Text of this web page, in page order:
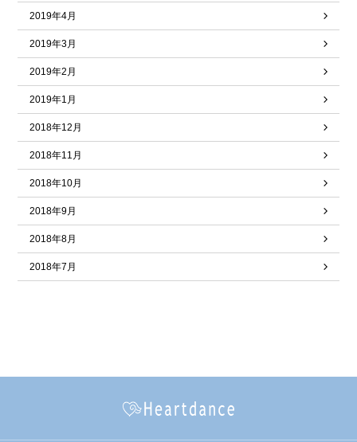
2019年4月
2019年3月
2019年2月
2019年1月
2018年12月
2018年11月
2018年10月
2018年9月
2018年8月
2018年7月